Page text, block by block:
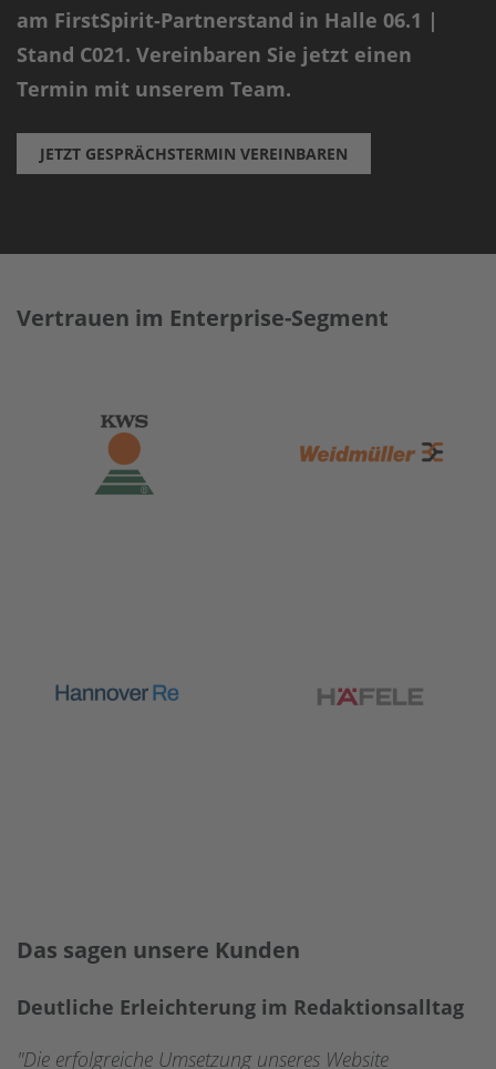
am FirstSpirit-Partnerstand in Halle 06.1 |
Stand C021. Vereinbaren Sie jetzt einen
Termin mit unserem Team.
JETZT GESPRÄCHSTERMIN VEREINBAREN
Vertrauen im Enterprise-Segment
Das sagen unsere Kunden
Deutliche Erleichterung im Redaktionsalltag
"Die erfolgreiche Umsetzung unseres Website